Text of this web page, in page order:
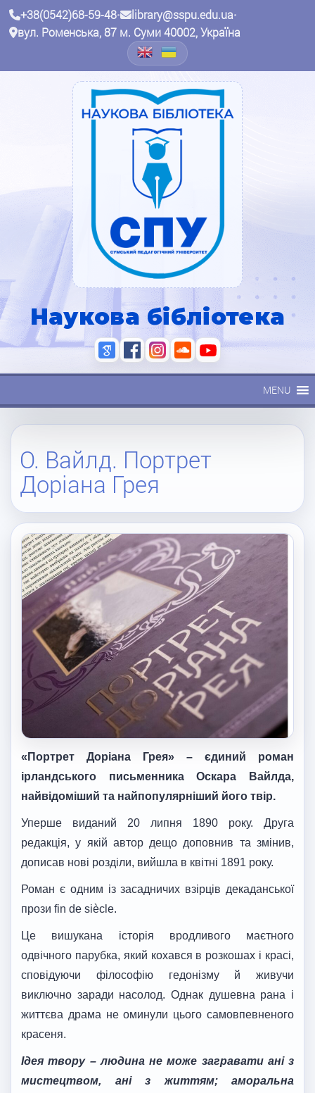
+38(0542)68-59-48• library@sspu.edu.ua•
вул. Роменська, 87 м. Суми 40002, Україна
Наукова бібліотека
MENU
О. Вайлд. Портрет
Доріана Грея
«Портрет Доріана Грея» – єдиний роман
ірландського письменника Оскара Вайлда,
найвідоміший та найпопулярніший його твір.
Уперше виданий 20 липня 1890 року. Друга
редакція, у якій автор дещо доповнив та змінив,
дописав нові розділи, вийшла в квітні 1891 року.
Роман є одним із засадничих взірців декаданської
прози fin de siècle.
Це вишукана історія вродливого маєтного
одвічного парубка, який кохався в розкошах і красі,
сповідуючи філософію гедонізму й живучи
виключно заради насолод. Однак душевна рана і
життєва драма не оминули цього самовпевненого
красеня.
Ідея твору – людина не може загравати ані з
мистецтвом, ані з життям; аморальна